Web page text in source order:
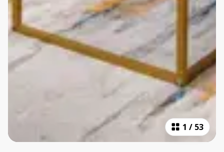
1 / 53